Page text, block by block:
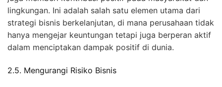
lingkungan. Ini adalah salah satu elemen utama dari
strategi bisnis berkelanjutan, di mana perusahaan tidak
hanya mengejar keuntungan tetapi juga berperan aktif
dalam menciptakan dampak positif di dunia.
2.5. Mengurangi Risiko Bisnis